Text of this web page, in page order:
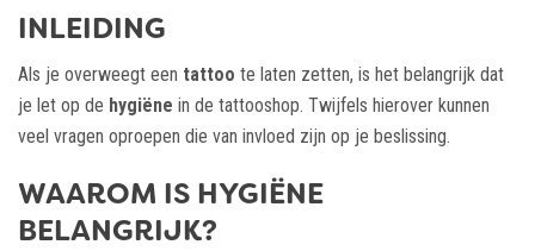
INLEIDING
Als je overweegt een tattoo te laten zetten, is het belangrijk dat
je let op de hygiëne in de tattooshop. Twijfels hierover kunnen
veel vragen oproepen die van invloed zijn op je beslissing.
WAAROM IS HYGIËNE
BELANGRIJK?